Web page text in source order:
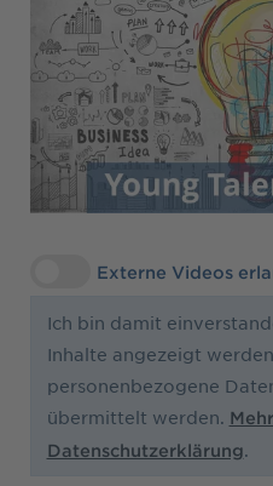
Externe Videos
Ich bin damit
Inhalte angezeigt
personenbezogene
übermittelt werden.
Datenschutzerklärung